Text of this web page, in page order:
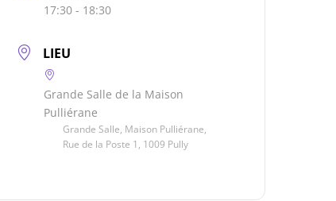
17:30 - 18:30
LIEU
Grande Salle de la Maison
Pulliérane
Grande Salle, Maison Pulliérane,
Rue de la Poste 1, 1009 Pully